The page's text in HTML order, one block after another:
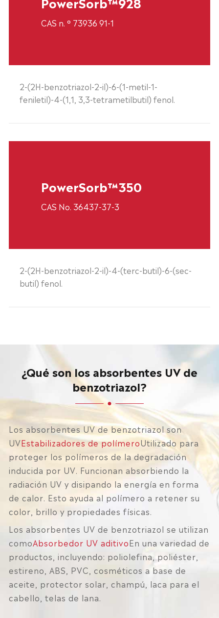
CAS n. ° 73936 91-1
2-(2H-benzotriazol-2-il)-6-(1-metil-1-
feniletil)-4-(1,1, 3,3-tetrametilbutil) fenol.
PowerSorb™350
CAS No. 36437-37-3
2-(2H-benzotriazol-2-il)-4-(terc-butil)-6-(sec-
butil) fenol.
¿Qué son los absorbentes UV de
benzotriazol?
Los absorbentes UV de benzotriazol son
UVEstabilizadores de polímeroUtilizado para
proteger los polímeros de la degradación
inducida por UV. Funcionan absorbiendo la
radiación UV y disipando la energía en forma
de calor. Esto ayuda al polímero a retener su
color, brillo y propiedades físicas.
Los absorbentes UV de benzotriazol se utilizan
comoAbsorbedor UV aditivoEn una variedad de
productos, incluyendo: poliolefina, poliéster,
estireno, ABS, PVC, cosméticos a base de
aceite, protector solar, champú, laca para el
cabello, telas de lana.